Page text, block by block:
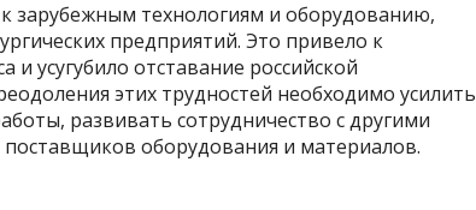
зарубежным технологиям и оборудованию,
предприятий. Это привело к
усугубило отставание российской
этих трудностей необходимо усилить
развивать сотрудничество с другими
оборудования и материалов.